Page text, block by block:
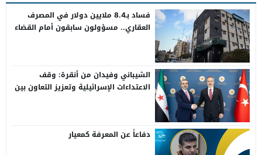
فساد بـ8.4 ملايين دولار في المصرف
العقاري.. مسؤولون سابقون أمام القضاء
الشيباني وفيدان من أنقرة: وقف
الاعتداءات الإسرائيلية وتعزيز التعاون بين
دفاعاً عن المعرفة كمعيار